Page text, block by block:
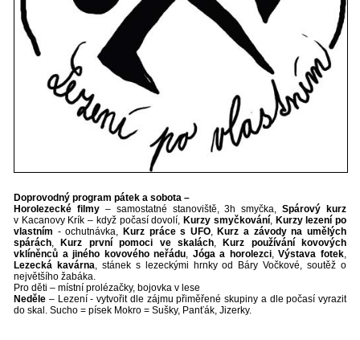
Doprovodný program pátek a sobota –
Horolezecké filmy – samostatné stanoviště, 3h smyčka,Spárový kurz
v Kacanovy Krík – když počasí dovolí,Kurzy smyčkování, Kurzy lezení po
vlastním - ochutnávka, Kurz práce s UFO,Kurz a závody na umělých
spárách
Kurz první pomoci ve skalách,Kurz používání kovových
vklíněnců a jiného kovového neřádu
Jóga a horolezci,Výstava fotek
Lezecká kavárna , stánek s lezeckými hrnky od Báry Vočkové, soutěž o
největšího žabáka.
Pro děti – místní prolézačky, bojovka v lese
Neděle – Lezení - vytvořit dle zájmu přiměřené skupiny a dle počasí vyrazit
do skal. Sucho = písek Mokro = Sušky, Panťák, Jizerky.